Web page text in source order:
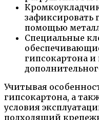
зафиксировать
помощью
Специальные
гипсокартона и
Учитывая
гипсокартона, а
условия
подходящий